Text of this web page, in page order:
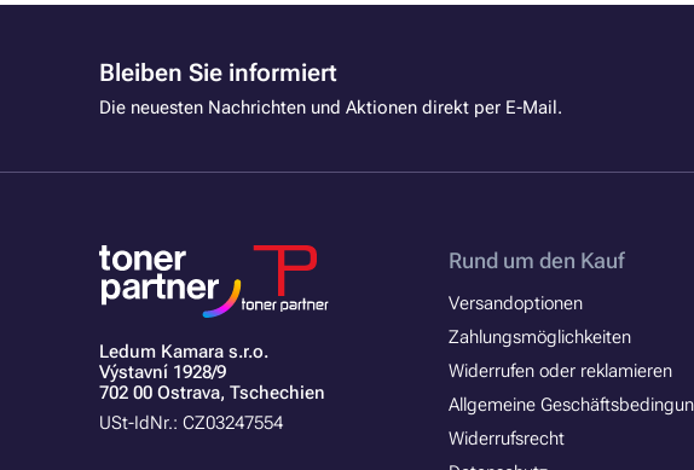
Bleiben Sie informiert
Die neuesten Nachrichten und Aktionen direkt per E-Mail.
Ledum Kamara s.r.o.
Výstavní 1928/9
702 00 Ostrava, Tschechien
USt-IdNr.: CZ03247554
Rund um den Kauf
Versandoptionen
Zahlungsmöglichkeiten
Widerrufen oder reklamieren
Allgemeine
Widerrufsrecht